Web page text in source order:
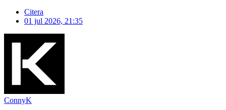
Citera
01 jul 2026, 21:35
ConnyK